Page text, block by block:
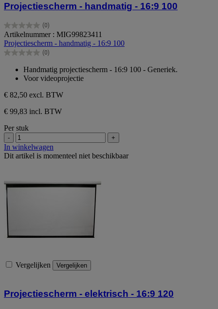
Projectiescherm - handmatig - 16:9 100
(0)
0.0
van
de
5
Artikelnummer : MIG99823411
Projectiescherm - handmatig - 16:9 100
(0)
0.0
sterren.
Handmatig projectiescherm - 16:9 100 - Generiek.
Voor videoprojectie
€ 82,50 excl. BTW
€ 99,83 incl. BTW
Per stuk
- +
In winkelwagen
Dit artikel is momenteel niet beschikbaar
Vergelijken Vergelijken
Projectiescherm - elektrisch - 16:9 120